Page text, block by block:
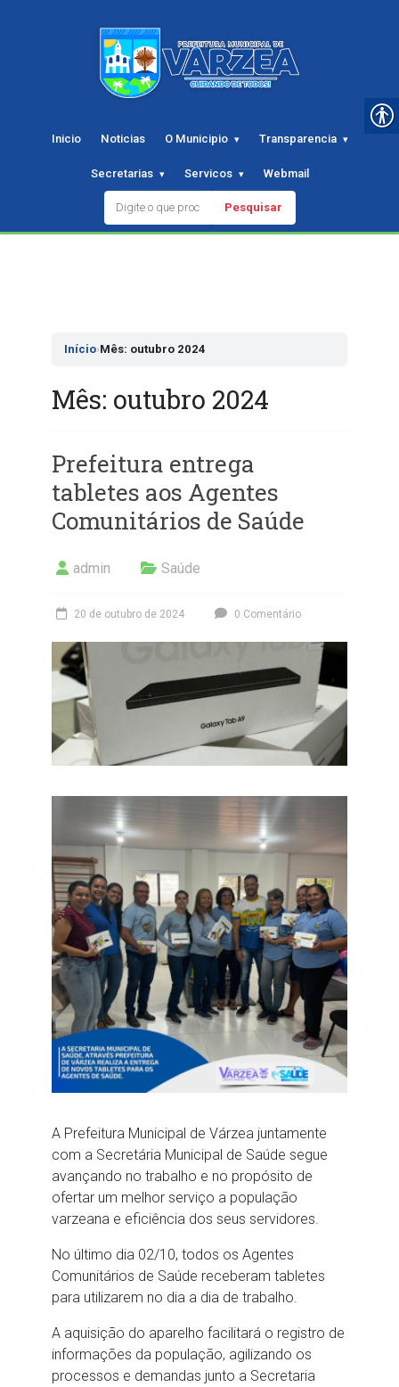
Inicio Noticias O Municipio Transparencia
Secretarias Servicos Webmail
Pesquisar
Início›Mês: outubro 2024
Mês: outubro 2024
Prefeitura entrega
tabletes aos Agentes
Comunitários de Saúde
admin Saúde
20 de outubro de 2024 0 Comentário
A Prefeitura Municipal de Várzea juntamente
com a Secretária Municipal de Saúde segue
avançando no trabalho e no propósito de
ofertar um melhor serviço a população
varzeana e eficiência dos seus servidores.
No último dia 02/10, todos os Agentes
Comunitários de Saúde receberam tabletes
para utilizarem no dia a dia de trabalho.
A aquisição do aparelho facilitará o registro de
informações da população, agilizando os
processos e demandas junto a Secretaria